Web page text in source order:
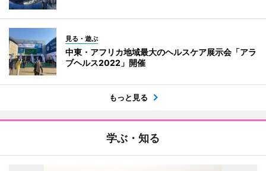
見る・遊ぶ
中東・アフリカ地域最大のヘルスケア展示会「アラ
ブヘルス2022」開催
もっと見る
学ぶ・知る